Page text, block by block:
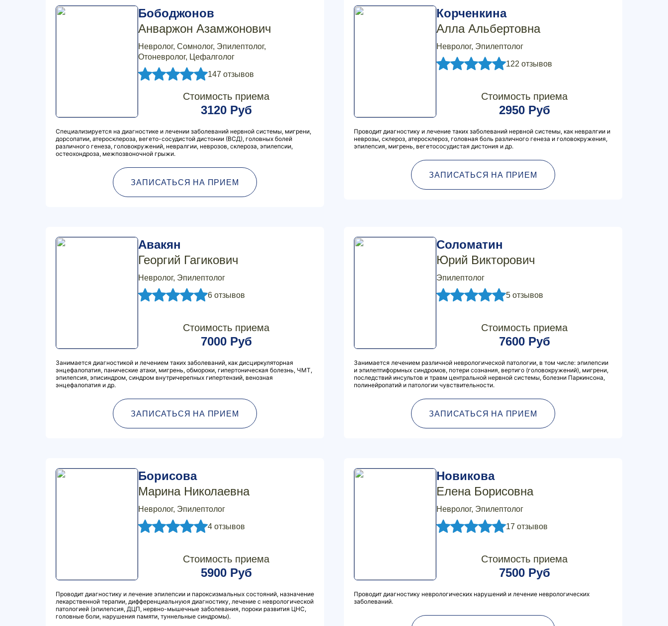
Бободжонов
Анваржон Азамжонович
Невролог, Сомнолог, Эпилептолог,
Отоневролог, Цефалголог
147 отзывов
Стоимость приема
3120 Руб
Специализируется на диагностике и лечении заболеваний нервной системы, мигрени,
дорсопатии, атеросклероза, вегето-сосудистой дистонии (ВСД), головных болей
различного генеза, головокружений, невралгии, неврозов, склероза, эпилепсии,
остеохондроза, межпозвоночной грыжи.
ЗАПИСАТЬСЯ НА ПРИЕМ
Корченкина
Алла Альбертовна
Невролог, Эпилептолог
122 отзывов
Стоимость приема
2950 Руб
Проводит диагностику и лечение таких заболеваний нервной системы, как невралгии и
неврозы, склероз, атеросклероз, головная боль различного генеза и головокружения,
эпилепсия, мигрень, вегетососудистая дистония и др.
ЗАПИСАТЬСЯ НА ПРИЕМ
Авакян
Георгий Гагикович
Невролог, Эпилептолог
6 отзывов
Стоимость приема
7000 Руб
Занимается диагностикой и лечением таких заболеваний, как дисциркуляторная
энцефалопатия, панические атаки, мигрень, обмороки, гипертоническая болезнь, ЧМТ,
эпилепсия, эписиндром, синдром внутричерепных гипертензий, венозная
энцефалопатия и др.
ЗАПИСАТЬСЯ НА ПРИЕМ
Соломатин
Юрий Викторович
Эпилептолог
5 отзывов
Стоимость приема
7600 Руб
Занимается лечением различной неврологической патологии, в том числе: эпилепсии
и эпилептиформных синдромов, потери сознания, вертиго (головокружений), мигрени,
последствий инсультов и травм центральной нервной системы, болезни Паркинсона,
полинейропатий и патологии чувствительности.
ЗАПИСАТЬСЯ НА ПРИЕМ
Борисова
Марина Николаевна
Невролог, Эпилептолог
4 отзывов
Стоимость приема
5900 Руб
Проводит диагностику и лечение эпилепсии и пароксизмальных состояний, назначение
лекарственной терапии, дифференциальнуюя диагностику, лечение с неврологической
патологией (эпилепсия, ДЦП, нервно-мышечные заболевания, пороки развития ЦНС,
головные боли, нарушения памяти, туннельные синдромы).
Новикова
Елена Борисовна
Невролог, Эпилептолог
17 отзывов
Стоимость приема
7500 Руб
Проводит диагностику неврологических нарушений и лечение неврологических
заболеваний.